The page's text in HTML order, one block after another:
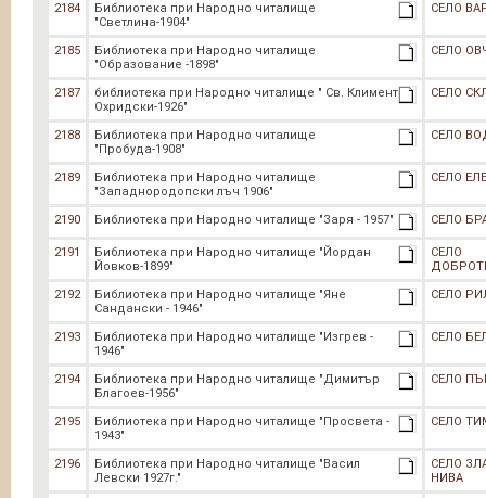
2184
Библиотека при Народно читалище
"Светлина-1904"
СЕЛО
2185
Библиотека при Народно читалище
"Образование -1898"
СЕЛО
2187
библиотека при Народно читалище " Св. Климент
Охридски-1926"
СЕЛО
2188
Библиотека при Народно читалище
"Пробуда-1908"
СЕЛО
2189
Библиотека при Народно читалище
"Западнородопски лъч 1906"
СЕЛО
2190 Библиотека при Народно читалище "Заря - 1957" СЕЛО
2191
Библиотека при Народно читалище "Йордан
Йовков-1899"
СЕЛО
2192
Библиотека при Народно читалище "Яне
Сандански - 1946"
СЕЛО
2193
Библиотека при Народно читалище "Изгрев -
1946"
СЕЛО
2194
Библиотека при Народно читалище "Димитър
Благоев-1956"
СЕЛО
2195
Библиотека при Народно читалище "Просвета -
1943"
СЕЛО
2196
Библиотека при Народно читалище "Васил
Левски 1927г."
СЕЛО
НИВА